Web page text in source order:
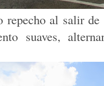
repecho al salir
suaves,